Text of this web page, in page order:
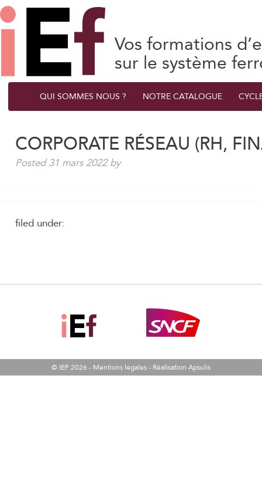
Vos formations
sur le système
QUI SOMMES NOUS ? NOTRE CATALOGUE
CORPORATE RÉSEAU (RH,
Posted31 mars 2022 by
filed under:
© IEF 2026 - Mentions légales- Réalisation Apsulis